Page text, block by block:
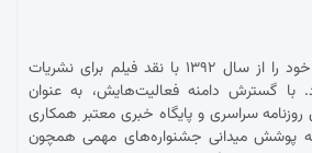
صباحی فعالیت حرفه‌ای خود را از سال ۱۳۹۲ با نقد فیلم برای نشریات
با گسترش دامنه فعالیت‌هایش، به عنوان
روزنامه سراسری و پایگاه خبری معتبر همکاری
پوشش میدانی جشنواره‌های مهمی همچون